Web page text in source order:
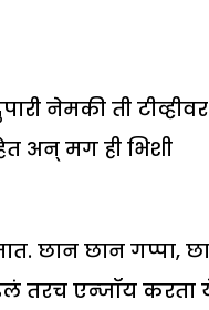
नेमकी ती
अन् मग ही भिशी
छान छान गप्पा,
तरच एन्जॉय करता